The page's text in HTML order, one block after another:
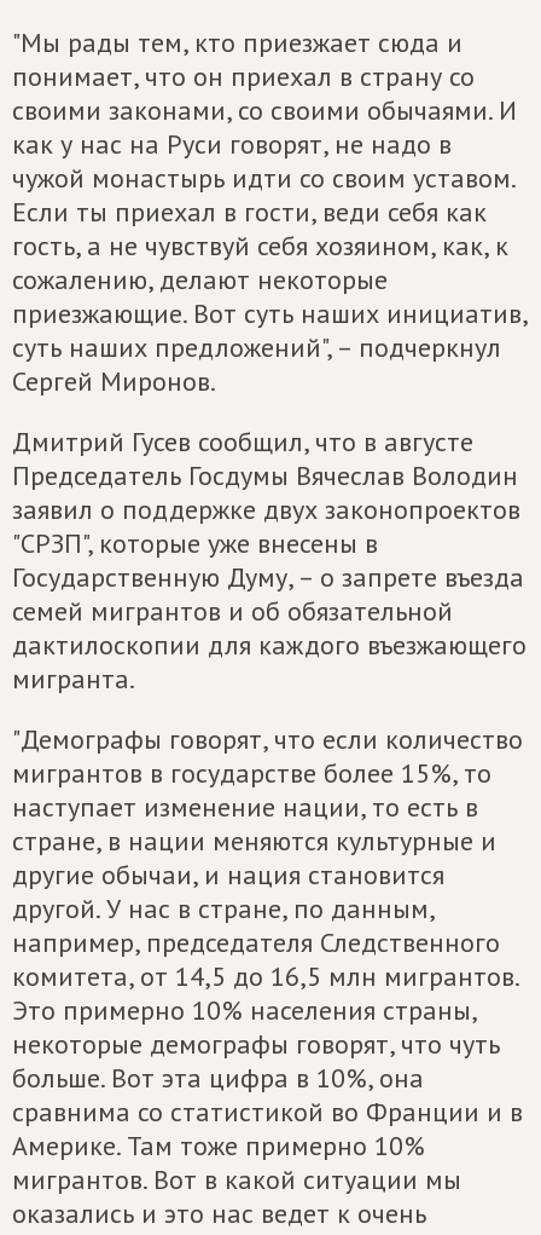
"Мы рады тем, кто приезжает сюда и
понимает, что он приехал в страну со
своими законами, со своими обычаями. И
как у нас на Руси говорят, не надо в
чужой монастырь идти со своим уставом.
Если ты приехал в гости, веди себя как
гость, а не чувствуй себя хозяином, как, к
сожалению, делают некоторые
приезжающие. Вот суть наших инициатив,
суть наших предложений", – подчеркнул
Сергей Миронов.
Дмитрий Гусев сообщил, что в августе
Председатель Госдумы Вячеслав Володин
заявил о поддержке двух законопроектов
"СРЗП", которые уже внесены в
Государственную Думу, – о запрете въезда
семей мигрантов и об обязательной
дактилоскопии для каждого въезжающего
мигранта.
"Демографы говорят, что если количество
мигрантов в государстве более 15%, то
наступает изменение нации, то есть в
стране, в нации меняются культурные и
другие обычаи, и нация становится
другой. У нас в стране, по данным,
например, председателя Следственного
комитета, от 14,5 до 16,5 млн мигрантов.
Это примерно 10% населения страны,
некоторые демографы говорят, что чуть
больше. Вот эта цифра в 10%, она
сравнима со статистикой во Франции и в
Америке. Там тоже примерно 10%
мигрантов. Вот в какой ситуации мы
оказались и это нас ведет к очень